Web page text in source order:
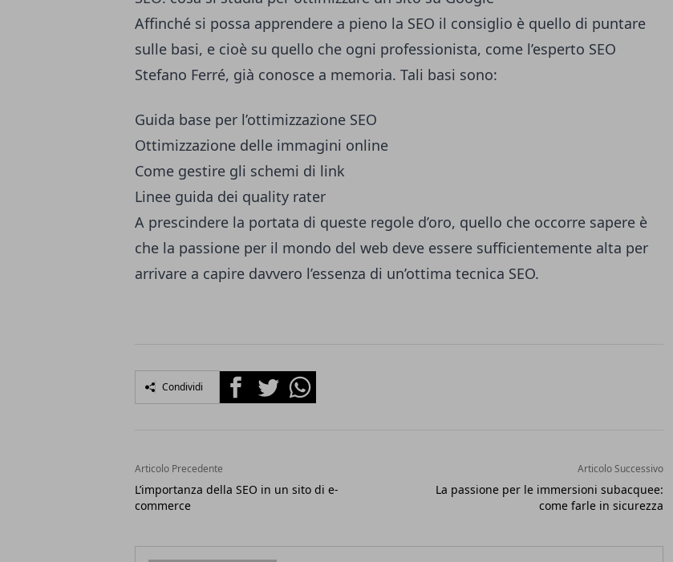
Affinché si possa apprendere a pieno la SEO il consiglio è quello di puntare
sulle basi, e cioè su quello che ogni professionista, come l’esperto SEO
Stefano Ferré, già conosce a memoria. Tali basi sono:
Guida base per l’ottimizzazione SEO
Ottimizzazione delle immagini online
Come gestire gli schemi di link
Linee guida dei quality rater
A prescindere la portata di queste regole d’oro, quello che occorre sapere è
che la passione per il mondo del web deve essere sufficientemente alta per
arrivare a capire davvero l’essenza di un’ottima tecnica SEO.
Condividi FacebookTwitterWhatsapp
Articolo Precedente
L’importanza della SEO in un sito di e-
commerce
Articolo Successivo
La passione per le immersioni subacquee:
come farle in sicurezza